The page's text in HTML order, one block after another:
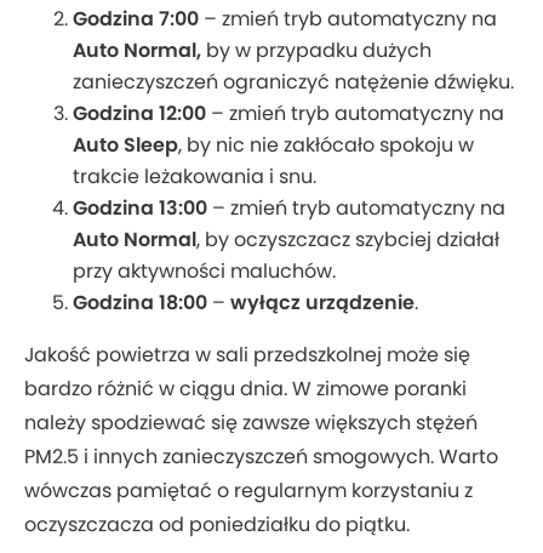
Godzina 7:00 – zmień tryb automatyczny na
Auto Normal, by w przypadku dużych
zanieczyszczeń ograniczyć natężenie dźwięku.
Godzina 12:00 – zmień tryb automatyczny na
Auto Sleep, by nic nie zakłócało spokoju w
trakcie leżakowania i snu.
Godzina 13:00 – zmień tryb automatyczny na
Auto Normal, by oczyszczacz szybciej działał
przy aktywności maluchów.
Godzina 18:00 – wyłącz urządzenie.
Jakość powietrza w sali przedszkolnej może się
bardzo różnić w ciągu dnia. W zimowe poranki
należy spodziewać się zawsze większych stężeń
PM2.5 i innych zanieczyszczeń smogowych. Warto
wówczas pamiętać o regularnym korzystaniu z
oczyszczacza od poniedziałku do piątku.